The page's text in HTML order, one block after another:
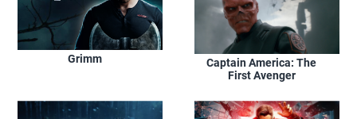
Grimm
Captain America: The
First Avenger